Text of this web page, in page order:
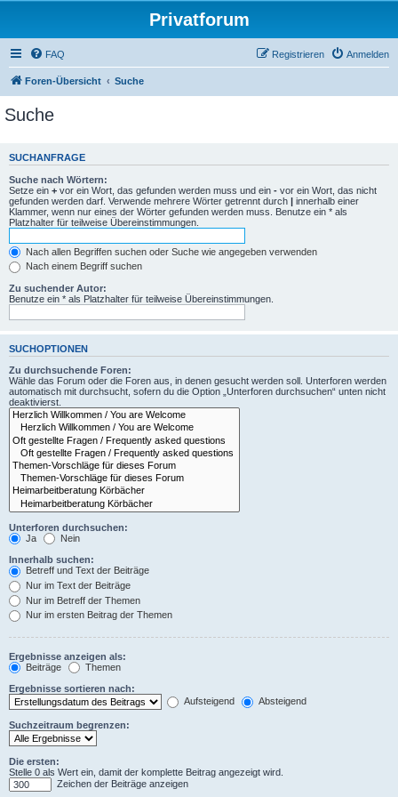
Privatforum
FAQ Anmelden
Registrieren
Foren-Übersicht Suche
Suche
SUCHANFRAGE
Suche nach Wörtern:
Setze ein + vor ein Wort, das gefunden werden muss und ein - vor ein Wort, das nicht
gefunden werden darf. Verwende mehrere Wörter getrennt durch | innerhalb einer
Klammer, wenn nur eines der Wörter gefunden werden muss. Benutze ein * als
Platzhalter für teilweise Übereinstimmungen.
Nach allen Begriffen suchen oder Suche wie angegeben verwenden
Nach einem Begriff suchen
Zu suchender Autor:
Benutze ein * als Platzhalter für teilweise Übereinstimmungen.
SUCHOPTIONEN
Zu durchsuchende Foren:
Wähle das Forum oder die Foren aus, in denen gesucht werden soll. Unterforen werden
automatisch mit durchsucht, sofern du die Option „Unterforen durchsuchen“ unten nicht
deaktivierst.
Unterforen durchsuchen:
Ja
Nein
Innerhalb suchen:
Betreff und Text der Beiträge
Nur im Text der Beiträge
Nur im Betreff der Themen
Nur im ersten Beitrag der Themen
Ergebnisse anzeigen als:
Beiträge
Themen
Ergebnisse sortieren nach:
Aufsteigend
Absteigend
Suchzeitraum begrenzen:
Die ersten:
Stelle 0 als Wert ein, damit der komplette Beitrag angezeigt wird.
Zeichen der Beiträge anzeigen